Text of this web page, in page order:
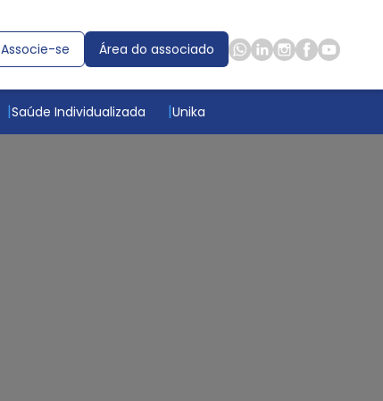
Associe-se Área do associado
Saúde Individualizada Unika